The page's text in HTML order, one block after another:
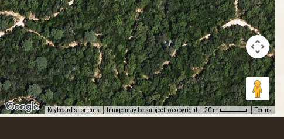
Keyboard shortcuts Image may be subject to copyright 20 m Terms